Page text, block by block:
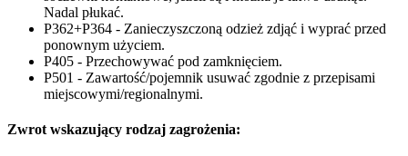
Nadal płukać.
P362+P364 - Zanieczyszczoną odzież zdjąć i wyprać przed
ponownym użyciem.
P405 - Przechowywać pod zamknięciem.
P501 - Zawartość/pojemnik usuwać zgodnie z przepisami
miejscowymi/regionalnymi.
Zwrot wskazujący rodzaj zagrożenia: